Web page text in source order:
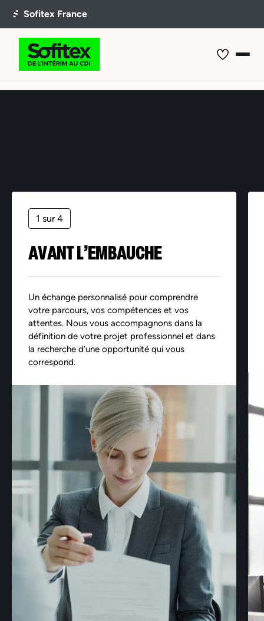
1 sur 4
AVANT L’EMBAUCHE
Un échange personnalisé pour comprendre
votre parcours, vos compétences et vos
attentes. Nous vous accompagnons dans la
définition de votre projet professionnel et dans
la recherche d’une opportunité qui vous
correspond.